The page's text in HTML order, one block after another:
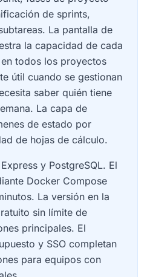
de sprints,
La pantalla de
la capacidad de cada
todos los proyectos
útil cuando se gestionan
saber quién tiene
La capa de
de estado por
de hojas de cálculo.
y PostgreSQL. El
Docker Compose
La versión en la
sin límite de
principales. El
y SSO completan
para equipos con